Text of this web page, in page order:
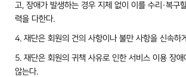
고, 장애가 발생하는 경우 지체 없이 이를 수리·복구
력을 다한다.
4. 재단은 회원의 건의 사항이나 불만 사항을 신속하
5. 재단은 회원의 귀책 사유로 인한 서비스 이용 장애
않는다.